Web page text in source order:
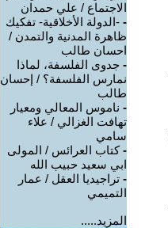
الاجتماع / علي حمدان
- -الدولة الأخلاقية- تفكيك
ظاهرة المدنية والتمدن /
احسان طالب
- جدوى الفلسفة، لماذا
نمارس الفلسفة؟ / إحسان
طالب
- ناموس المعالي ومعيار
تهافت الغزالي / علاء
سامي
-كتاب العرائس / المولى
ابي سعيد حبيب الله
- تراجيديا العقل / عمار
التميمي
المزيد.....